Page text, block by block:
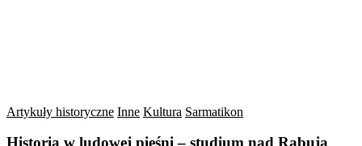
Artykuły historyczne Inne Kultura Sarmatikon